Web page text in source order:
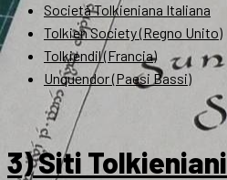
Società Tolkieniana Italiana
Tolkien Society (Regno Unito)
Tolkiendil (Francia)
Unquendor (Paesi Bassi)
3) Siti Tolkieniani